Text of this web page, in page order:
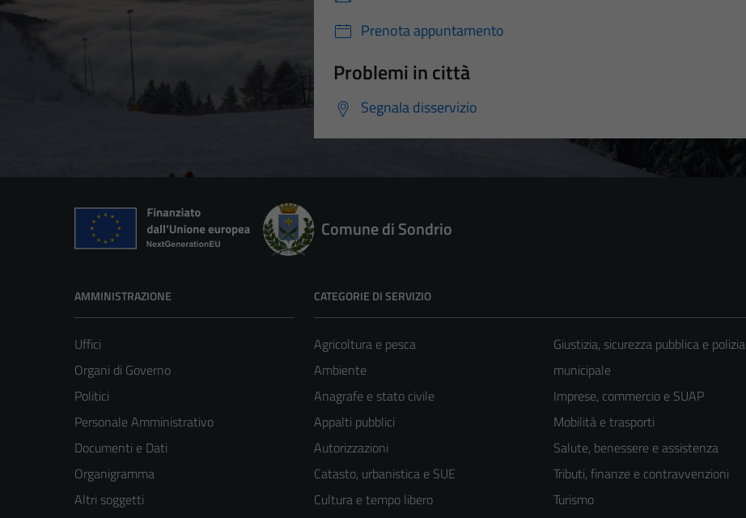
Prenota appuntamento
Problemi in città
Segnala disservizio
Comune di Sondrio
AMMINISTRAZIONE
Uffici
Organi di Governo
Politici
Personale Amministrativo
Documenti e Dati
Organigramma
Altri soggetti
CATEGORIE DI SERVIZIO
Agricoltura e pesca
Ambiente
Anagrafe e stato civile
Appalti pubblici
Autorizzazioni
Catasto, urbanistica e SUE
Cultura e tempo libero
Giustizia, sicurezza pubblica e polizia
municipale
Imprese, commercio e SUAP
Mobilità e trasporti
Salute, benessere e assistenza
Tributi, finanze e contravvenzioni
Turismo